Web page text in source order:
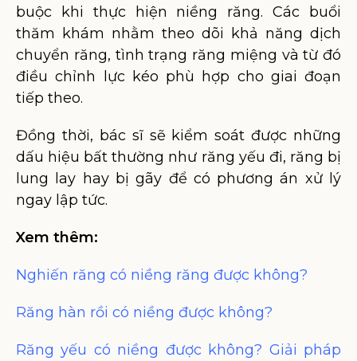
buộc khi thực hiện niềng răng. Các buổi
thăm khám nhằm theo dõi khả năng dịch
chuyển răng, tình trạng răng miệng và từ đó
điều chỉnh lực kéo phù hợp cho giai đoạn
tiếp theo.
Đồng thời, bác sĩ sẽ kiểm soát được những
dấu hiệu bất thường như răng yếu đi, răng bị
lung lay hay bị gãy để có phương án xử lý
ngay lập tức.
Xem thêm:
Nghiến răng có niềng răng được không?
Răng hàn rồi có niềng được không?
Răng yếu có niềng được không? Giải pháp